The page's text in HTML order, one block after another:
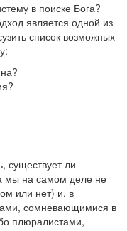
в поиске Бога?
является одной из
список возможных
существует ли
мы на самом деле не
или нет) и, в
сомневающимися в
плюралистами,